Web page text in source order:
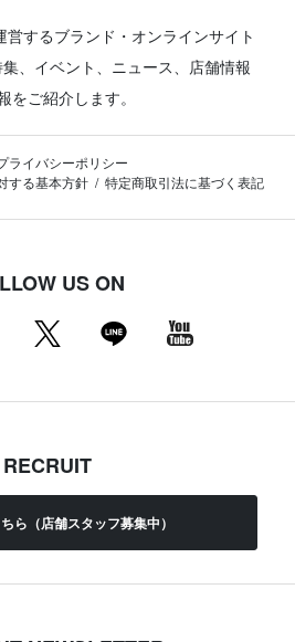
するブランド・オンラインサイト
、イベント、ニュース、店舗情報
ご紹介します。
ライバシーポリシー
する基本方針
特定商取引法に基づく表記
US ON
RECRUIT
ら（店舗スタッフ募集中）